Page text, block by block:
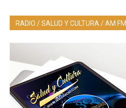
RADIO / SALUD Y CULTURA / AM FM